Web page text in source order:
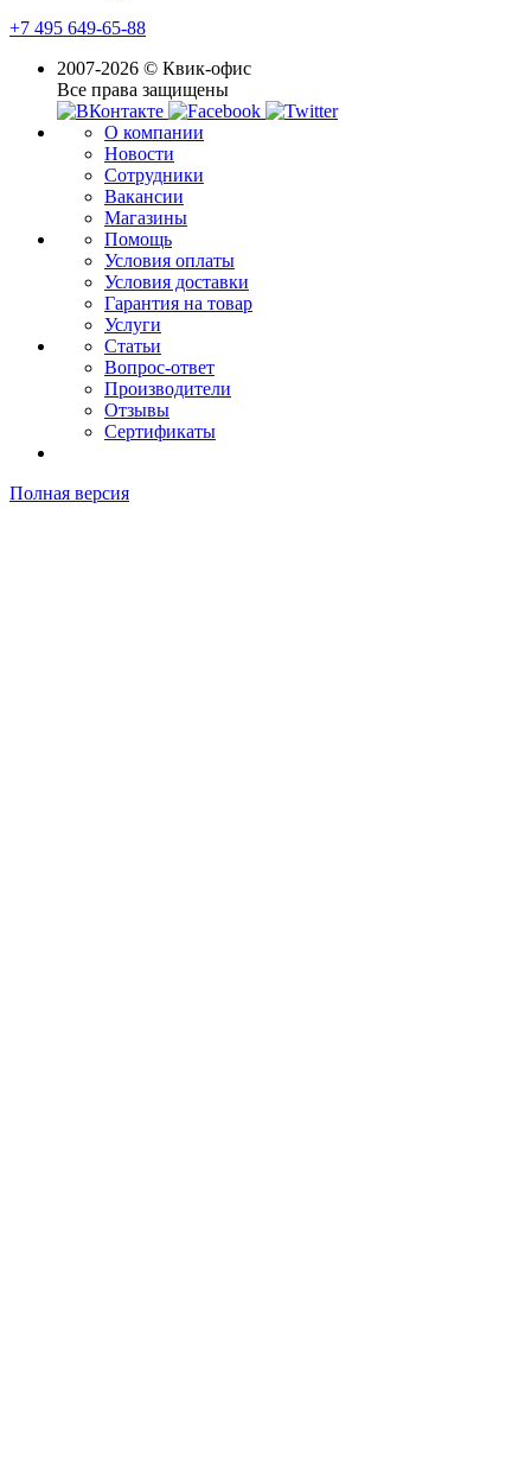
+7 495 649-65-88
2007-2026 © Квик-офис
Все права защищены
О компании
Новости
Сотрудники
Вакансии
Магазины
Помощь
Условия оплаты
Условия доставки
Гарантия на товар
Услуги
Статьи
Вопрос-ответ
Производители
Отзывы
Сертификаты
Полная версия